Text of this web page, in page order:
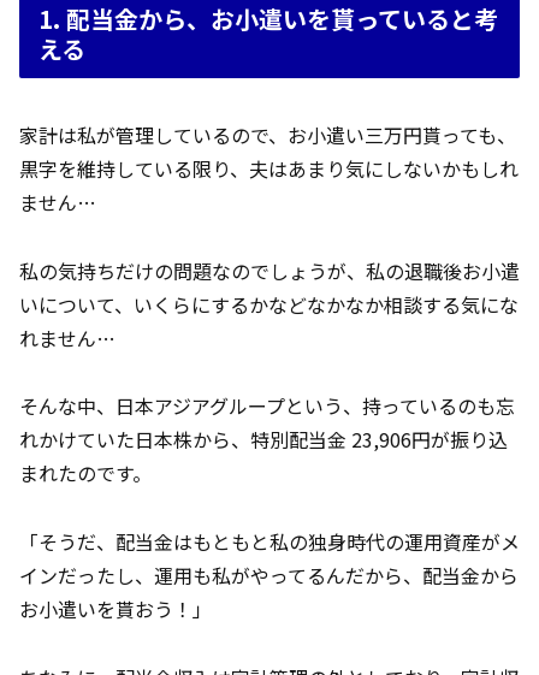
1. 配当金から、お小遣いを貰っていると考
える
家計は私が管理しているので、お小遣い三万円貰っても、
黒字を維持している限り、夫はあまり気にしないかもしれ
ません…
私の気持ちだけの問題なのでしょうが、私の退職後お小遣
いについて、いくらにするかなどなかなか相談する気にな
れません…
そんな中、日本アジアグループという、持っているのも忘
れかけていた日本株から、特別配当金 23,906円が振り込
まれたのです。
「そうだ、配当金はもともと私の独身時代の運用資産がメ
インだったし、運用も私がやってるんだから、配当金から
お小遣いを貰おう！」